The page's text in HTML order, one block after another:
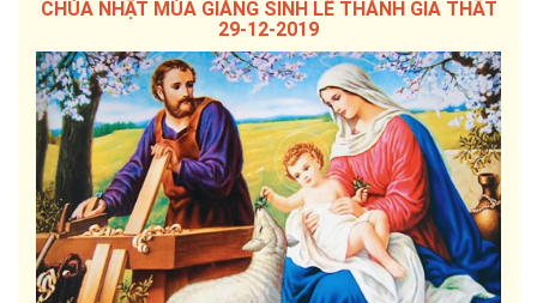
CHÚA NHẬT MÙA GIÁNG SINH LỄ THÁNH GIA THẤT
29-12-2019